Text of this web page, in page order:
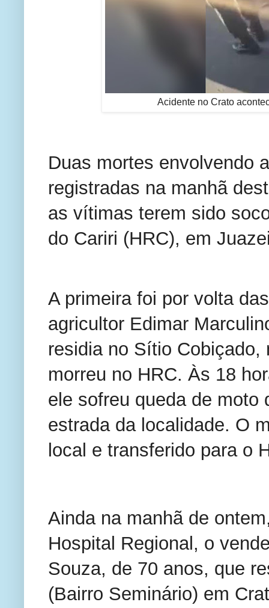
Acidente no Crato
Duas mortes envolvendo
registradas na manhã
as vítimas terem sido
do Cariri (HRC), em
A primeira foi por volta
agricultor Edimar
residia no Sítio
morreu no HRC. Às 18
ele sofreu queda de moto
estrada da localidade. O
local e transferido para o
Ainda na manhã de
Hospital Regional, o
Souza, de 70 anos, que
(Bairro Seminário) em